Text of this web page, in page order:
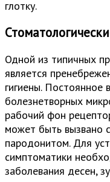
глотку.
Одной из типичных
является
гигиены. Постоянное
болезнетворных
рабочий фон
может быть вызвано
пародонитом. Для
симптоматики
заболевания десен,